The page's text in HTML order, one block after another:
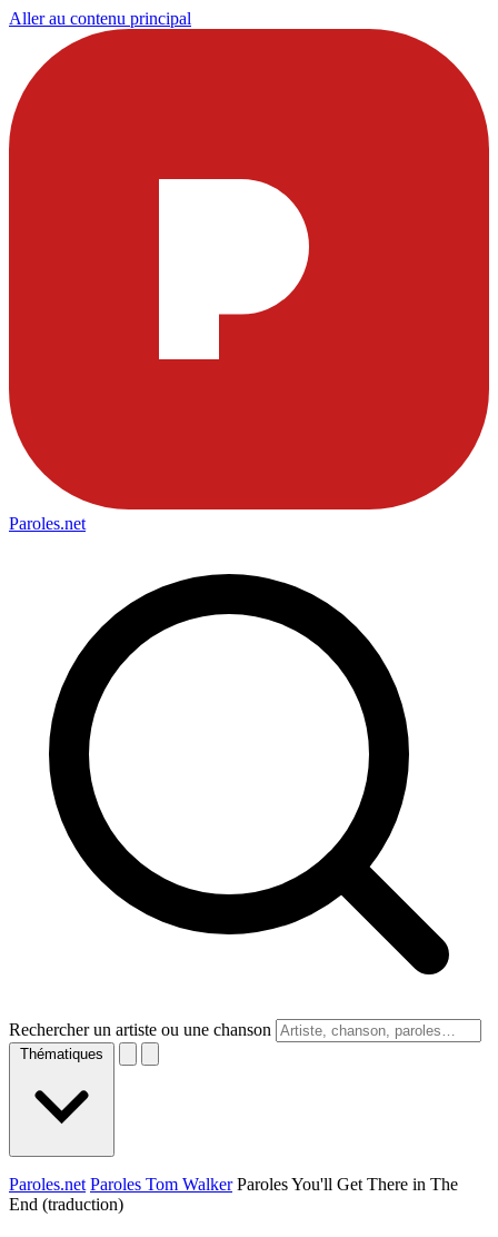
Aller au contenu principal
Paroles.net
Rechercher un artiste ou une chanson
Thématiques
Paroles.net Paroles Tom Walker Paroles You'll Get There in The
End (traduction)